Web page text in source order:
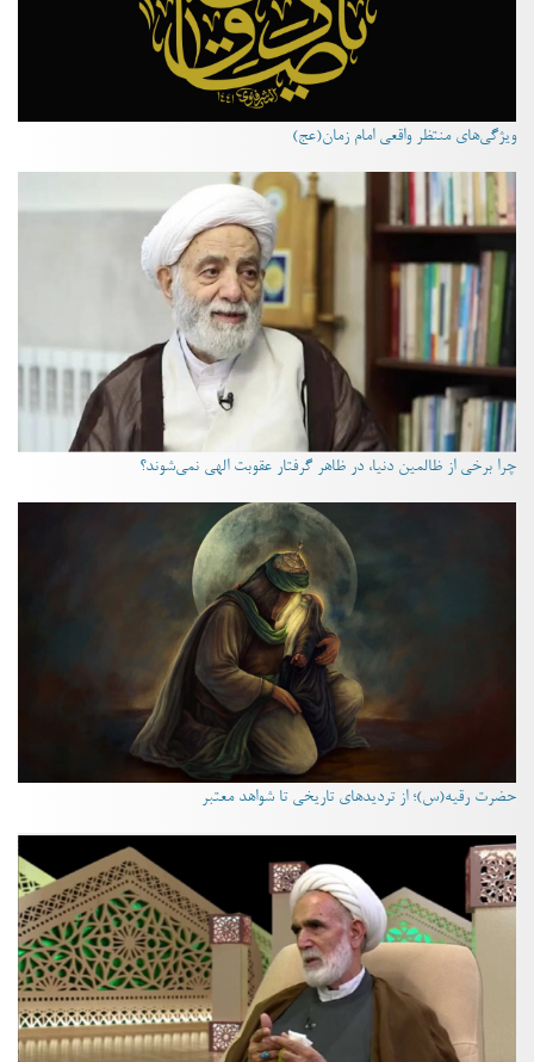
ویژگی‌های منتظر واقعی امام زمان(عج)
چرا برخی از ظالمین دنیا، در ظاهر گرفتار عقوبت الهی نمی‌شوند؟
حضرت رقیه(س)؛ از تردیدهای تاریخی تا شواهد معتبر